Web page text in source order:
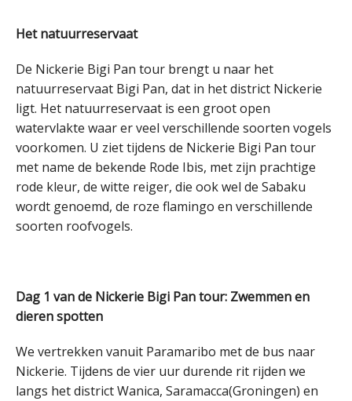
Het natuurreservaat
De Nickerie Bigi Pan tour brengt u naar het
natuurreservaat Bigi Pan, dat in het district Nickerie
ligt. Het natuurreservaat is een groot open
watervlakte waar er veel verschillende soorten vogels
voorkomen. U ziet tijdens de Nickerie Bigi Pan tour
met name de bekende Rode Ibis, met zijn prachtige
rode kleur, de witte reiger, die ook wel de Sabaku
wordt genoemd, de roze flamingo en verschillende
soorten roofvogels.
Dag 1 van de Nickerie Bigi Pan tour: Zwemmen en
dieren spotten
We vertrekken vanuit Paramaribo met de bus naar
Nickerie. Tijdens de vier uur durende rit rijden we
langs het district Wanica, Saramacca(Groningen) en